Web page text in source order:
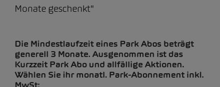
Monate geschenkt"
Die Mindestlaufzeit eines Park Abos beträgt
generell 3 Monate. Ausgenommen ist das
Kurzzeit Park Abo und allfällige Aktionen.
Wählen Sie ihr monatl. Park-Abonnement inkl.
MwSt: